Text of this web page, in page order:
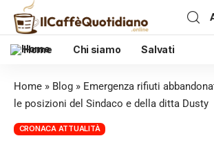
Home Chi siamo Salvati
Home » Blog » Emergenza rifiuti
le posizioni del Sindaco e della ditta Dusty
CRONACA ATTUALITÀ